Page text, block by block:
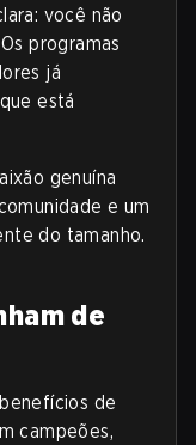
você não
programas
já
está
genuína
e um
do tamanho.
de
de
campeões,